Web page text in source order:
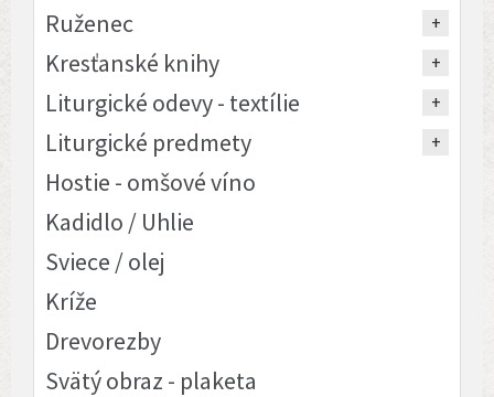
Ruženec
Kresťanské knihy
Liturgické odevy - textílie
Liturgické predmety
Hostie - omšové víno
Kadidlo / Uhlie
Sviece / olej
Kríže
Drevorezby
Svätý obraz - plaketa